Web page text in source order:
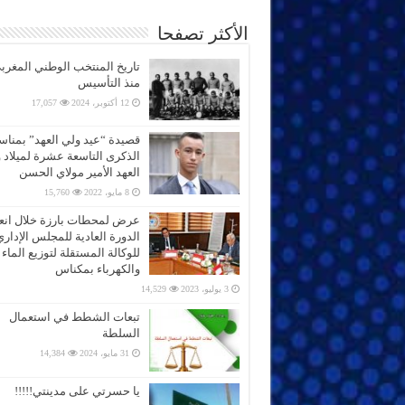
الأكثر تصفحا
تاريخ المنتخب الوطني
منذ التأسيس
12 أكتوبر، 2024 17,057
قصيدة “عيد ولي العهد”
الذكرى التاسعة عشرة
العهد الأمير مولاي الحسن
8 مايو، 2022 15,760
عرض لمحطات بارزة خلال
الدورة العادية للمجلس
للوكالة المستقلة لتوزيع الماء
والكهرباء بمكناس
3 يوليو، 2023 14,529
تبعات الشطط في استعمال
السلطة
31 مايو، 2024 14,384
يا حسرتي على مدينتي!!!!!